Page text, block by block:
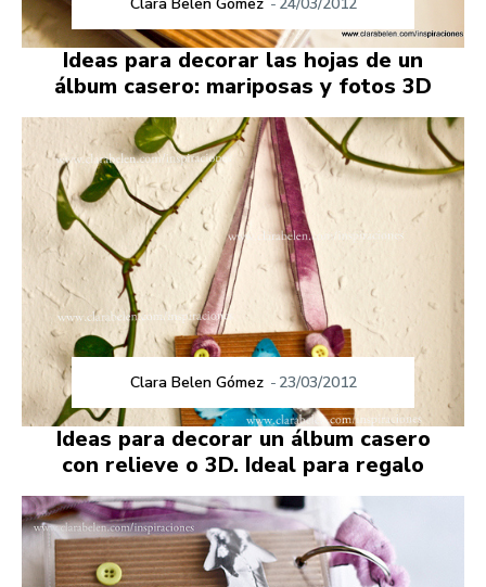
Ideas para decorar las hojas de un
álbum casero: mariposas y fotos 3D
Clara Belen Gómez - 23/03/2012
Ideas para decorar un álbum casero
con relieve o 3D. Ideal para regalo